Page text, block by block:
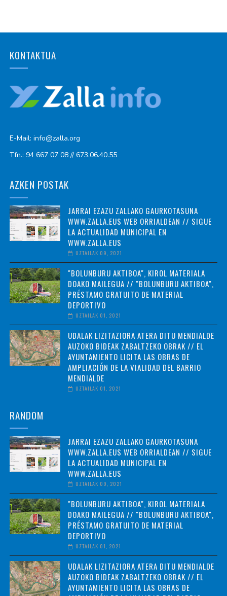
KONTAKTUA
E-Mail: info@zalla.org
Tfn.: 94 667 07 08 // 673.06.40.55
AZKEN POSTAK
JARRAI EZAZU ZALLAKO GAURKOTASUNA
WWW.ZALLA.EUS WEB ORRIALDEAN // SIGUE
LA ACTUALIDAD MUNICIPAL EN
WWW.ZALLA.EUS
UZTAILAK 09, 2021
"BOLUNBURU AKTIBOA", KIROL MATERIALA
DOAKO MAILEGUA // "BOLUNBURU AKTIBOA",
PRÉSTAMO GRATUITO DE MATERIAL
DEPORTIVO
UZTAILAK 01, 2021
UDALAK LIZITAZIORA ATERA DITU MENDIALDE
AUZOKO BIDEAK ZABALTZEKO OBRAK // EL
AYUNTAMIENTO LICITA LAS OBRAS DE
AMPLIACIÓN DE LA VIALIDAD DEL BARRIO
MENDIALDE
UZTAILAK 01, 2021
RANDOM
JARRAI EZAZU ZALLAKO GAURKOTASUNA
WWW.ZALLA.EUS WEB ORRIALDEAN // SIGUE
LA ACTUALIDAD MUNICIPAL EN
WWW.ZALLA.EUS
UZTAILAK 09, 2021
"BOLUNBURU AKTIBOA", KIROL MATERIALA
DOAKO MAILEGUA // "BOLUNBURU AKTIBOA",
PRÉSTAMO GRATUITO DE MATERIAL
DEPORTIVO
UZTAILAK 01, 2021
UDALAK LIZITAZIORA ATERA DITU MENDIALDE
AUZOKO BIDEAK ZABALTZEKO OBRAK // EL
AYUNTAMIENTO LICITA LAS OBRAS DE